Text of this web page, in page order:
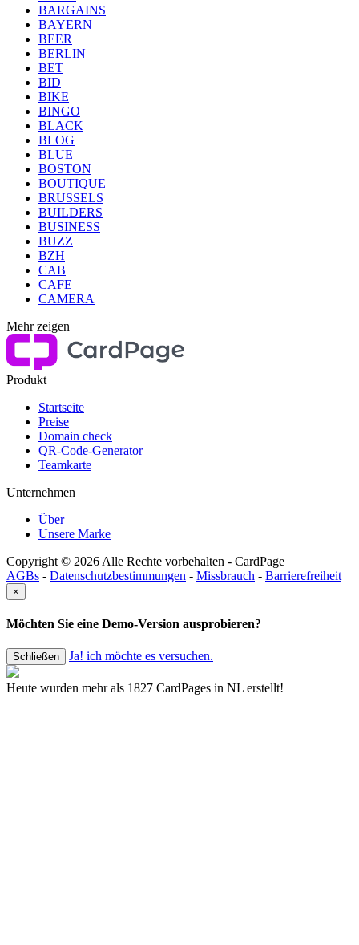
BARGAINS
BAYERN
BEER
BERLIN
BET
BID
BIKE
BINGO
BLACK
BLOG
BLUE
BOSTON
BOUTIQUE
BRUSSELS
BUILDERS
BUSINESS
BUZZ
BZH
CAB
CAFE
CAMERA
Mehr zeigen
Produkt
Startseite
Preise
Domain check
QR-Code-Generator
Teamkarte
Unternehmen
Über
Unsere Marke
Copyright © 2026 Alle Rechte vorbehalten - CardPage
AGBs - Datenschutzbestimmungen - Missbrauch - Barrierefreiheit
×
Möchten Sie eine Demo-Version ausprobieren?
Schließen Ja! ich möchte es versuchen.
Heute wurden mehr als 1827 CardPages in NL erstellt!